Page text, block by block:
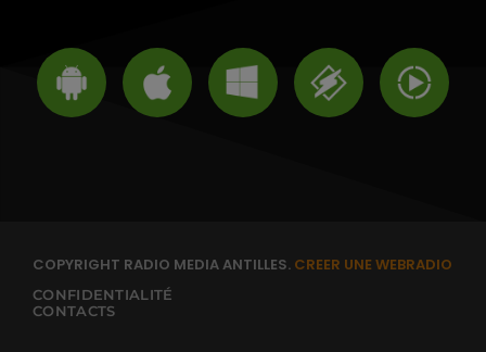
COPYRIGHT RADIO MEDIA ANTILLES. CREER UNE WEBRADIO
CONFIDENTIALITÉ
CONTACTS